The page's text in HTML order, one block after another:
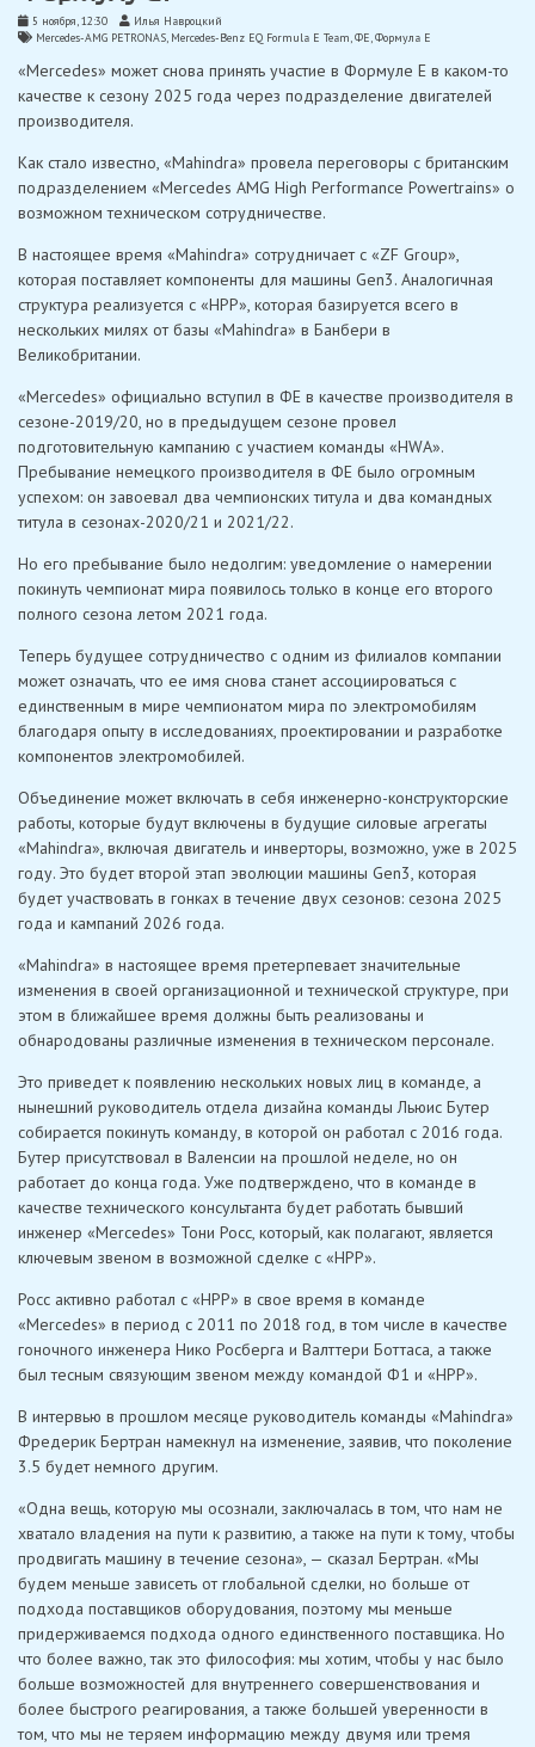
5 ноября, 12:30
Илья Навроцкий
Mercedes-AMG PETRONAS, Mercedes-Benz EQ Formula E Team,ФЕ,Формула Е
«Mercedes» может снова принять участие в Формуле E в каком-то
качестве к сезону 2025 года через подразделение двигателей
производителя.
Как стало известно, «Mahindra» провела переговоры с британским
подразделением «Mercedes AMG High Performance Powertrains» о
возможном техническом сотрудничестве.
В настоящее время «Mahindra» сотрудничает с «ZF Group»,
которая поставляет компоненты для машины Gen3. Аналогичная
структура реализуется с «HPP», которая базируется всего в
нескольких милях от базы «Mahindra» в Банбери в
Великобритании.
«Mercedes» официально вступил в ФE в качестве производителя в
сезоне-2019/20, но в предыдущем сезоне провел
подготовительную кампанию с участием команды «HWA».
Пребывание немецкого производителя в ФE было огромным
успехом: он завоевал два чемпионских титула и два командных
титула в сезонах-2020/21 и 2021/22.
Но его пребывание было недолгим: уведомление о намерении
покинуть чемпионат мира появилось только в конце его второго
полного сезона летом 2021 года.
Теперь будущее сотрудничество с одним из филиалов компании
может означать, что ее имя снова станет ассоциироваться с
единственным в мире чемпионатом мира по электромобилям
благодаря опыту в исследованиях, проектировании и разработке
компонентов электромобилей.
Объединение может включать в себя инженерно-конструкторские
работы, которые будут включены в будущие силовые агрегаты
«Mahindra», включая двигатель и инверторы, возможно, уже в 2025
году. Это будет второй этап эволюции машины Gen3, которая
будет участвовать в гонках в течение двух сезонов: сезона 2025
года и кампаний 2026 года.
«Mahindra» в настоящее время претерпевает значительные
изменения в своей организационной и технической структуре, при
этом в ближайшее время должны быть реализованы и
обнародованы различные изменения в техническом персонале.
Это приведет к появлению нескольких новых лиц в команде, а
нынешний руководитель отдела дизайна команды Льюис Бутер
собирается покинуть команду, в которой он работал с 2016 года.
Бутер присутствовал в Валенсии на прошлой неделе, но он
работает до конца года. Уже подтверждено, что в команде в
качестве технического консультанта будет работать бывший
инженер «Mercedes» Тони Росс, который, как полагают, является
ключевым звеном в возможной сделке с «HPP».
Росс активно работал с «HPP» в свое время в команде
«Mercedes» в период с 2011 по 2018 год, в том числе в качестве
гоночного инженера Нико Росберга и Валттери Боттаса, а также
был тесным связующим звеном между командой Ф1 и «HPP».
В интервью в прошлом месяце руководитель команды «Mahindra»
Фредерик Бертран намекнул на изменение, заявив, что поколение
3.5 будет немного другим.
«Одна вещь, которую мы осознали, заключалась в том, что нам не
хватало владения на пути к развитию, а также на пути к тому, чтобы
продвигать машину в течение сезона», — сказал Бертран. «Мы
будем меньше зависеть от глобальной сделки, но больше от
подхода поставщиков оборудования, поэтому мы меньше
придерживаемся подхода одного единственного поставщика. Но
что более важно, так это философия: мы хотим, чтобы у нас было
больше возможностей для внутреннего совершенствования и
более быстрого реагирования, а также большей уверенности в
том, что мы не теряем информацию между двумя или тремя